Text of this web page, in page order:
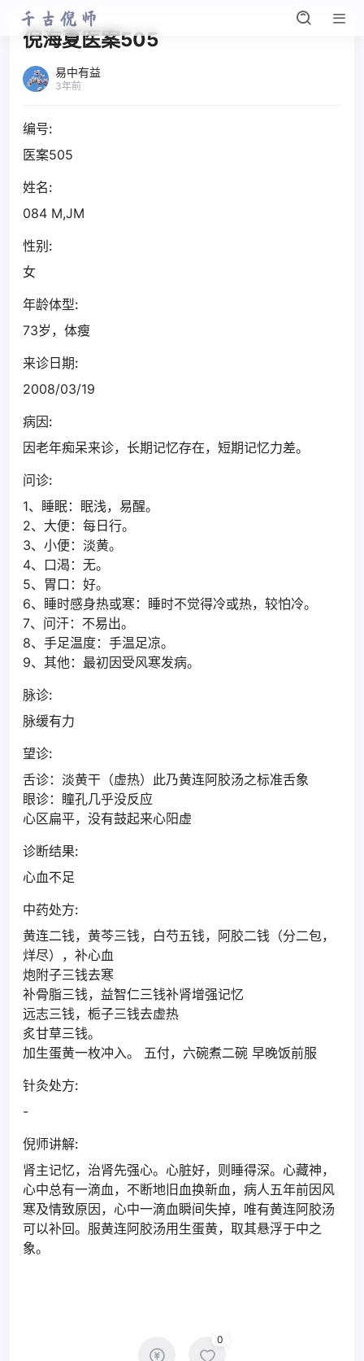
倪海夏医案505
易中有益
3年前
编号:
医案505
姓名:
084 M,JM
性别:
女
年龄体型:
73岁，体瘦
来诊日期:
2008/03/19
病因:
因老年痴呆来诊，长期记忆存在，短期记忆力差。
问诊:
1、睡眠：眠浅，易醒。
2、大便：每日行。
3、小便：淡黄。
4、口渴：无。
5、胃口：好。
6、睡时感身热或寒：睡时不觉得冷或热，较怕冷。
7、问汗：不易出。
8、手足温度：手温足凉。
9、其他：最初因受风寒发病。
脉诊:
脉缓有力
望诊:
舌诊：淡黄干（虚热）此乃黄连阿胶汤之标准舌象
眼诊：瞳孔几乎没反应
心区扁平，没有鼓起来心阳虚
诊断结果:
心血不足
中药处方:
黄连二钱，黄芩三钱，白芍五钱，阿胶二钱（分二包，
烊尽），补心血
炮附子三钱去寒
补骨脂三钱，益智仁三钱补肾增强记忆
远志三钱，栀子三钱去虚热
炙甘草三钱。
加生蛋黄一枚冲入。 五付，六碗煮二碗 早晚饭前服
针灸处方:
-
倪师讲解:
肾主记忆，治肾先强心。心脏好，则睡得深。心藏神，
心中总有一滴血，不断地旧血换新血，病人五年前因风
寒及情致原因，心中一滴血瞬间失掉，唯有黄连阿胶汤
可以补回。服黄连阿胶汤用生蛋黄，取其悬浮于中之
象。
0